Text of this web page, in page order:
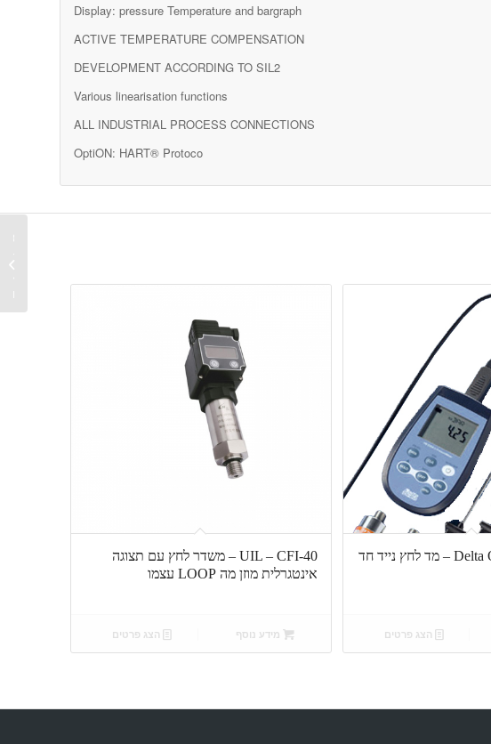
Display: pressure Temperature and bargraph
ACTIVE TEMPERATURE COMPENSATION
DEVELOPMENT ACCORDING TO SIL2
Various linearisation functions
ALL INDUSTRIAL PROCESS CONNECTIONS
OptiON: HART® Protoco
Delta OHM – HD 2304 – מד לחץ נייד חד
הצג פרטים
UIL – CFI-40 – משדר לחץ עם תצוגה
אינטגרלית מוזן מה LOOP עצמו
מידע נוסף הצג פרטים
פיצוץ HEAVY DUTY !...